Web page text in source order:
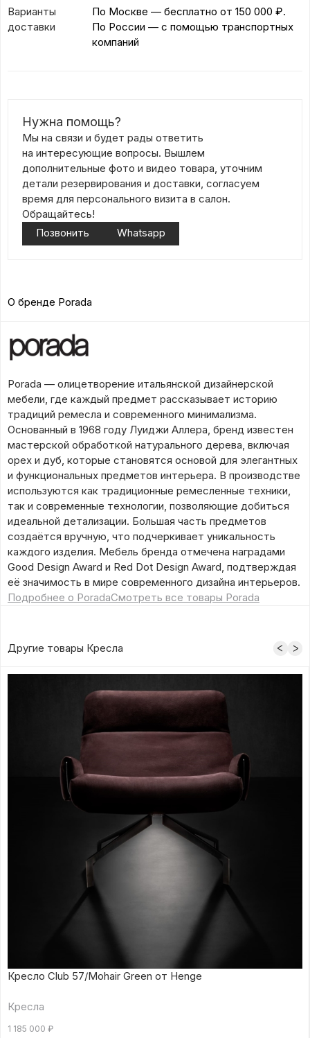
Варианты
доставки
По Москве — бесплатно от 150 000 ₽.
По России — с помощью транспортных
компаний
Нужна помощь?
Мы на связи и будет рады ответить
на интересующие вопросы. Вышлем
дополнительные фото и видео товара, уточним
детали резервирования и доставки, согласуем
время для персонального визита в салон.
Обращайтесь!
Позвонить
Whatsapp
О бренде Porada
Porada — олицетворение итальянской дизайнерской
мебели, где каждый предмет рассказывает историю
традиций ремесла и современного минимализма.
Основанный в 1968 году Луиджи Аллера, бренд известен
мастерской обработкой натурального дерева, включая
орех и дуб, которые становятся основой для элегантных
и функциональных предметов интерьера. В производстве
используются как традиционные ремесленные техники,
так и современные технологии, позволяющие добиться
идеальной детализации. Большая часть предметов
создаётся вручную, что подчеркивает уникальность
каждого изделия. Мебель бренда отмечена наградами
Good Design Award и Red Dot Design Award, подтверждая
её значимость в мире современного дизайна интерьеров.
Подробнее о PoradaСмотреть все товары Porada
Другие товары Кресла
Кресло Club 57/Mohair Green от Henge
Кресла
1 185 000 ₽